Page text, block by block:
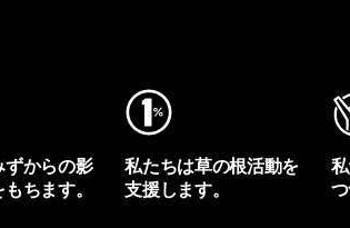
からの影
ちます。
私たちは草の根活動を
支援します。